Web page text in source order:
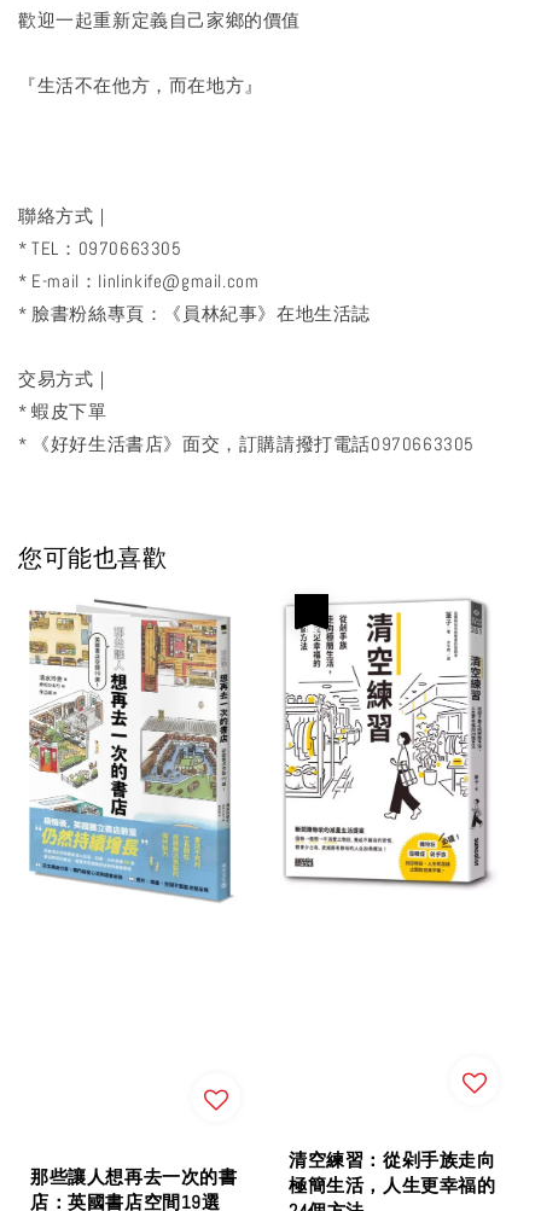
歡迎一起重新定義自己家鄉的價值
『生活不在他方，而在地方』
聯絡方式｜
* TEL：0970663305
* E-mail：linlinkife@gmail.com
* 臉書粉絲專頁：《員林紀事》在地生活誌
交易方式｜
* 蝦皮下單
* 《好好生活書店》面交，訂購請撥打電話0970663305
您可能也喜歡
那些讓人想再去一次的書
店：英國書店空間19選
清空練習：從剁手族走向
極簡生活，人生更幸福的